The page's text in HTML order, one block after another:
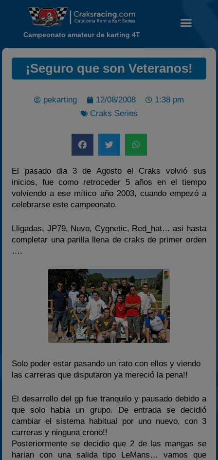
Noticias
Calendario
Temporada 2026
Temporadas anteriores
Estadísticas
Preguntas Frecuentes
Campeonato amateur de karting 4T
¡Seguro que son Veteranos!
pekarting 12/08/2008
1:38 pm
Craks Series
El pasado dia 3 de Agosto el Craks volvió sus
inicios, fue como retroceder 5 años en el tiempo
volviendo a ese mítico año 2003, cuando empezó a
celebrarse este campeonato.
Lligadas, JP79, Nuvo, Cygnetic, Red_hat… asi hasta
completar una parilla llena de craks de primer orden
….
Solo poder estar pasando un rato con ellos y viendo
las carreras que disputaron ya mereció la pena!!
El desarrollo del gp fue tranquilo y pausado debido a
que solo habia un grupo. De entrada se decidió
cambiar el sistema habitual por uno nuevo, con 3
carreras y ninguna crono!!
Posteriormente se decidio que 2 de las mangas se
harian con una salida tipo LeMans… vamos que